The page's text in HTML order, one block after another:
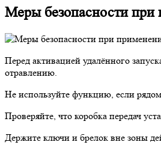
Меры безопасности при
Перед активацией удалённого
отравлению.
Не используйте функцию, если
Проверяйте, что коробка передач
Держите ключи и брелок вне зоны